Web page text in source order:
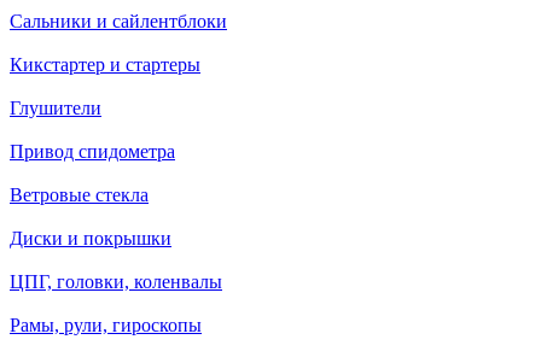
Сальники и сайлентблоки
Кикстартер и стартеры
Глушители
Привод спидометра
Ветровые стекла
Диски и покрышки
ЦПГ, головки, коленвалы
Рамы, рули, гироскопы